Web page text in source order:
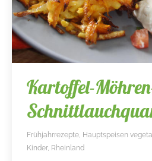
Kartoffel-
Frühjahrrezepte Hauptspeisen
Kinder, Rheinland